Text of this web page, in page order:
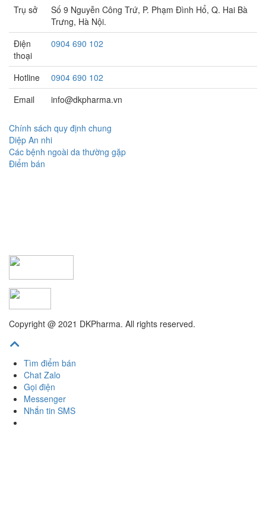
Trụ sở
Số 9 Nguyễn Công Trứ, P. Phạm Đình Hổ, Q. Hai Bà
Trưng, Hà Nội.
Điện
thoại
0904 690 102
Hotline
0904 690 102
Email
info@dkpharma.vn
Chính sách quy định chung
Diệp An nhi
Các bệnh ngoài da thường gặp
Điểm bán
Copyright @ 2021 DKPharma. All rights reserved.
Tìm điểm bán
Chat Zalo
Gọi điện
Messenger
Nhắn tin SMS